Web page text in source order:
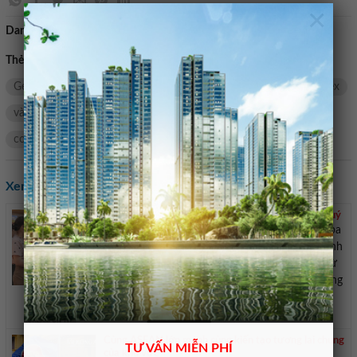
TƯ VẤN MIỄN PHÍ
×
Danh mục:
Thẻ tìm kiếm: Hệ sinh thái Gelex
Gelex tăng vốn chia Gelex Infra Gelex Tập đoàn Gelex
và quyền phiếu chốt năng vượt GEX
cơ Thường Đồng
Xem các tin khác:
Một hãng sản xuất điều hoà lập kỷ lục doanh thu quý
Nhờ triển khai các chương trình bán hàng tại ba
miền, CTCP Tập đoàn Nagakawa ghi nhận doanh
thu quý 2/2026 gần 1.214 tỷ đồng, cao nhất từ
trước đến nay. Tập đoàn Nagakawa là một trong
những đơn vị sản xuất điện máy nội địa tiên
phong từ năm 2002 với sản phẩm chủ ...
Cùng ASEAN lớn mạnh cùng kiến tạo tương lai chung
của khu vực